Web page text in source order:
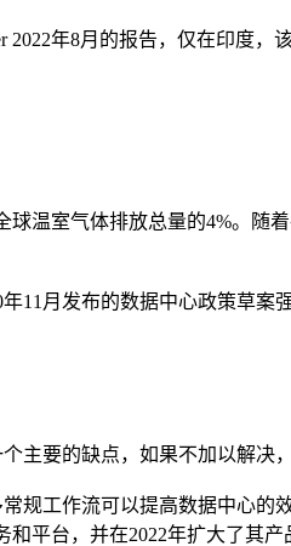
年8月的报告，仅在印度
温室气体排放总量的4%。随
月发布的数据中心政策草案
主要的缺点，如果不加以解决
规工作流可以提高数据中心的
平台，并在2022年扩大了其产